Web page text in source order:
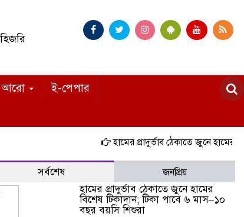
আরো
ই-পেপার
হামের প্রাদুর্ভাব ঠেকাতে জুনে হামের
সর্বশেষ জনপ্রিয়
হামের প্রাদুর্ভাব ঠেকাতে জুনে হামের
বিশেষ টিকাদান; টিকা পাবে ৬ মাস–১০
বছর বয়সি শিশুরা